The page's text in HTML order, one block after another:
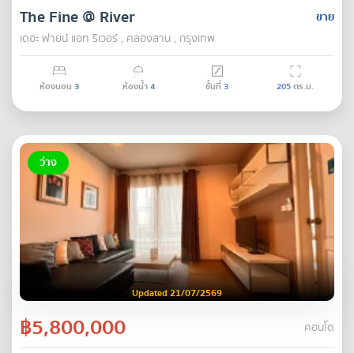
ขาย
The Fine @ River
เดอะ ฟายน์ แอท ริเวอร์ , คลองสาน , กรุงเทพ
ห้องนอน 3 ห้องน้ำ4 ชั้นที่3 205ตร.ม.
ว่าง
Updated 21/07/2569
฿5,800,000 คอนโด